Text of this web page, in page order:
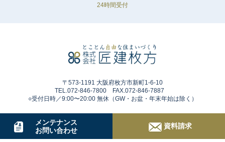
24時間受付
〒573-1191 大阪府枚方市新町1-6-10
TEL.072-846-7800 FAX.072-846-7887
○受付日時／9:00〜20:00 無休（GW・お盆・年末年始は除く）
メンテナンス
お問い合わせ
資料請求